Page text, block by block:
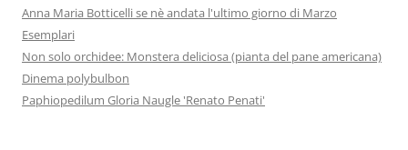
Anna Maria Botticelli se nè andata l'ultimo giorno di Marzo
Esemplari
Non solo orchidee: Monstera deliciosa (pianta del pane americana)
Dinema polybulbon
Paphiopedilum Gloria Naugle 'Renato Penati'